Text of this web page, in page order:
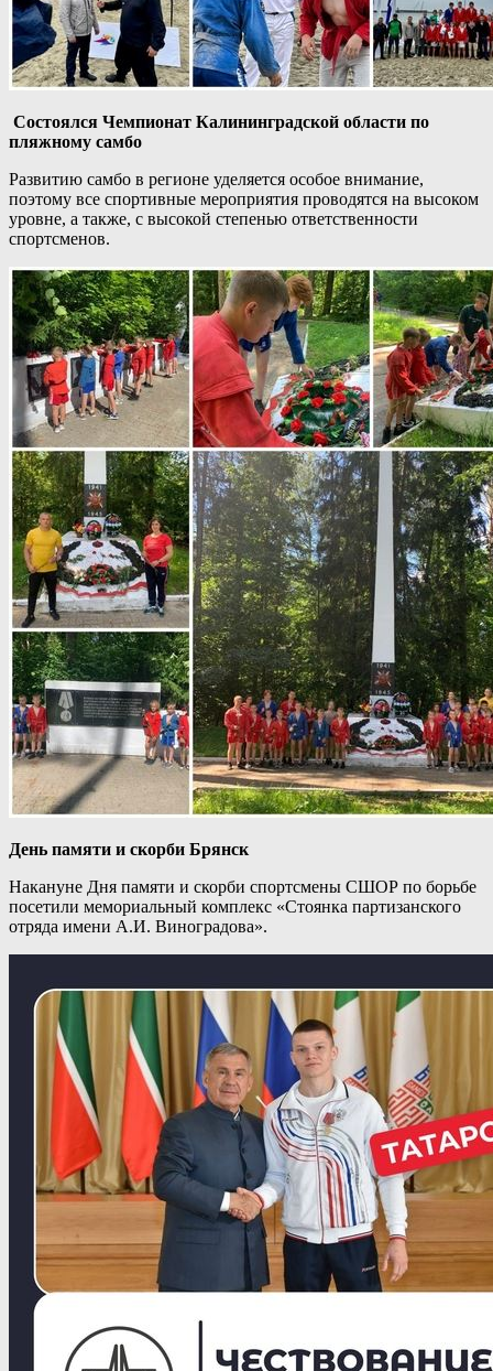
Состоялся Чемпионат Калининградской области по
пляжному самбо
Развитию самбо в регионе уделяется особое внимание,
поэтому все спортивные мероприятия проводятся на высоком
уровне, а также, с высокой степенью ответственности
спортсменов.
День памяти и скорби Брянск
Накануне Дня памяти и скорби спортсмены СШОР по борьбе
посетили мемориальный комплекс «Стоянка партизанского
отряда имени А.И. Виноградова».